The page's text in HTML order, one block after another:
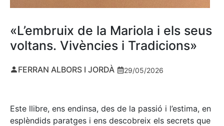
«L’embruix de la Mariola i els seus
voltans. Vivències i Tradicions»
FERRAN ALBORS I JORDÀ 29/05/2026
Este llibre, ens endinsa, des de la passió i l’estima, en
esplèndids paratges i ens descobreix els secrets que